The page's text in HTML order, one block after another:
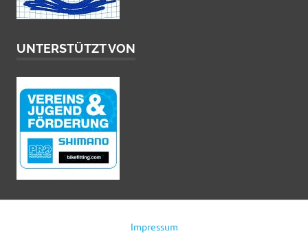
UNTERSTÜTZT VON
Impressum